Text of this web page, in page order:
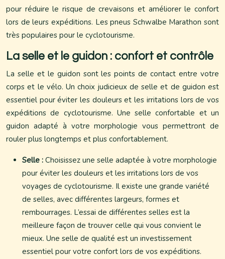
pour réduire le risque de crevaisons et améliorer le confort
lors de leurs expéditions. Les pneus Schwalbe Marathon sont
très populaires pour le cyclotourisme.
La selle et le guidon : confort et contrôle
La selle et le guidon sont les points de contact entre votre
corps et le vélo. Un choix judicieux de selle et de guidon est
essentiel pour éviter les douleurs et les irritations lors de vos
expéditions de cyclotourisme. Une selle confortable et un
guidon adapté à votre morphologie vous permettront de
rouler plus longtemps et plus confortablement.
Selle : Choisissez une selle adaptée à votre morphologie
pour éviter les douleurs et les irritations lors de vos
voyages de cyclotourisme. Il existe une grande variété
de selles, avec différentes largeurs, formes et
rembourrages. L’essai de différentes selles est la
meilleure façon de trouver celle qui vous convient le
mieux. Une selle de qualité est un investissement
essentiel pour votre confort lors de vos expéditions.